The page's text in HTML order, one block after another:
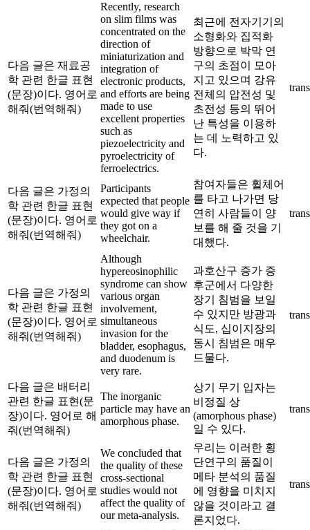
다음 글은 재료공
학 관련 한글 표현
(문장)이다. 영어로
해줘(번역해줘)
Recently, research
on slim films was
concentrated on the
direction of
miniaturization and
integration of
electronic products,
and efforts are being
made to use
excellent properties
such as
piezoelectricity and
pyroelectricity of
ferroelectrics.
최근에 전자기기의
소형화와 집적화
방향으로 박막 연
구의 초점이 모아
지고 있으며 강유
전체의 압전성 및
초전성 등의 뛰어
난 특성을 이용하
는 데 노력하고 있
다.
다음 글은 가정의
학 관련 한글 표현
(문장)이다. 영어로
해줘(번역해줘)
Participants
expected that people
would give way if
they got on a
wheelchair.
참여자들은 휠체어
를 타고 나가면 당
연히 사람들이 양
보를 해 줄 것을 기
대했다.
다음 글은 가정의
학 관련 한글 표현
(문장)이다. 영어로
해줘(번역해줘)
Although
hypereosinophilic
syndrome can show
various organ
involvement,
simultaneous
invasion for the
bladder, esophagus,
and duodenum is
very rare.
과호산구 증가 증
후군에서 다양한
장기 침범을 보일
수 있지만 방광과
식도, 십이지장의
동시 침범은 매우
드물다.
다음 글은 배터리
관련 한글 표현(문
장)이다. 영어로 해
줘(번역해줘)
The inorganic
particle may have an
amorphous phase.
상기 무기 입자는
비정질 상
(amorphous phase)
일 수 있다.
다음 글은 가정의
학 관련 한글 표현
(문장)이다. 영어로
해줘(번역해줘)
We concluded that
the quality of these
cross-sectional
studies would not
affect the quality of
our meta-analysis.
우리는 이러한 횡
단연구의 품질이
메타 분석의 품질
에 영향을 미치지
않을 것이라고 결
론지었다.